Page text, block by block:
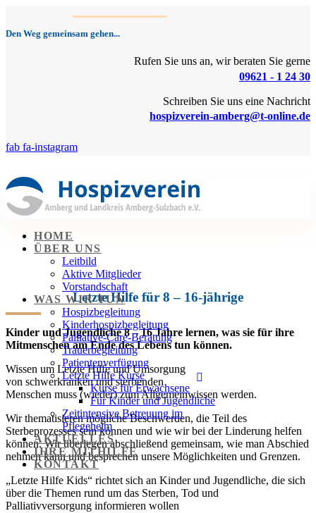
Den Weg gemeinsam gehen...
Rufen Sie uns an, wir beraten Sie gerne
09621 - 1 24 30
Schreiben Sie uns eine Nachricht
hospizverein-amberg@t-online.de
fab fa-instagram
HOME
ÜBER UNS
Leitbild
Aktive Mitglieder
Vorstandschaft
WAS WIR TUN
Hospizbegleitung
Kinderhospizbegleitung
Palliative-Care-Beratung
Trauerbegleitung
Patientenverfügung
Letzte Hilfe Kurse
Kurse für Erwachsene
Für Kinder und Jugendliche
Zeitintensive Betreuung im
Pflegeheim
AKTUELLES
IHRE MITHILFE
KONTAKT
Letzte Hilfe für 8 – 16-jährige
Kinder und Jugendliche 8 – 16 Jahre lernen, was sie für ihre
Mitmenschen am Ende des Lebens tun können.
Wissen um Letzte Hilfe und Umsorgung
von schwerkranken und sterbenden
Menschen muss (wieder) zum Allgemeinwissen werden.
Wir thematisieren mögliche Beschwerden, die Teil des
Sterbeprozesses sein können und wie wir bei der Linderung helfen
können. Wir überlegen abschließend gemeinsam, wie man Abschied
nehmen kann und besprechen unsere Möglichkeiten und Grenzen.
„Letzte Hilfe Kids“ richtet sich an Kinder und Jugendliche, die sich
über die Themen rund um das Sterben, Tod und
Palliativversorgung informieren wollen